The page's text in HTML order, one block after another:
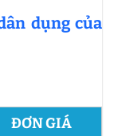
dụng của
ĐƠN GIÁ